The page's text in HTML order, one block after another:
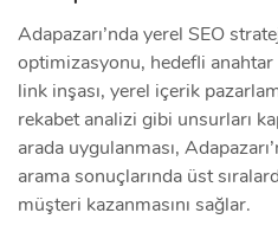
Adapazarı’nda yerel SEO
optimizasyonu, hedefli anahtar
link inşası, yerel içerik
rekabet analizi gibi unsurları
arada uygulanması,
arama sonuçlarında üst
müşteri kazanmasını sağlar.